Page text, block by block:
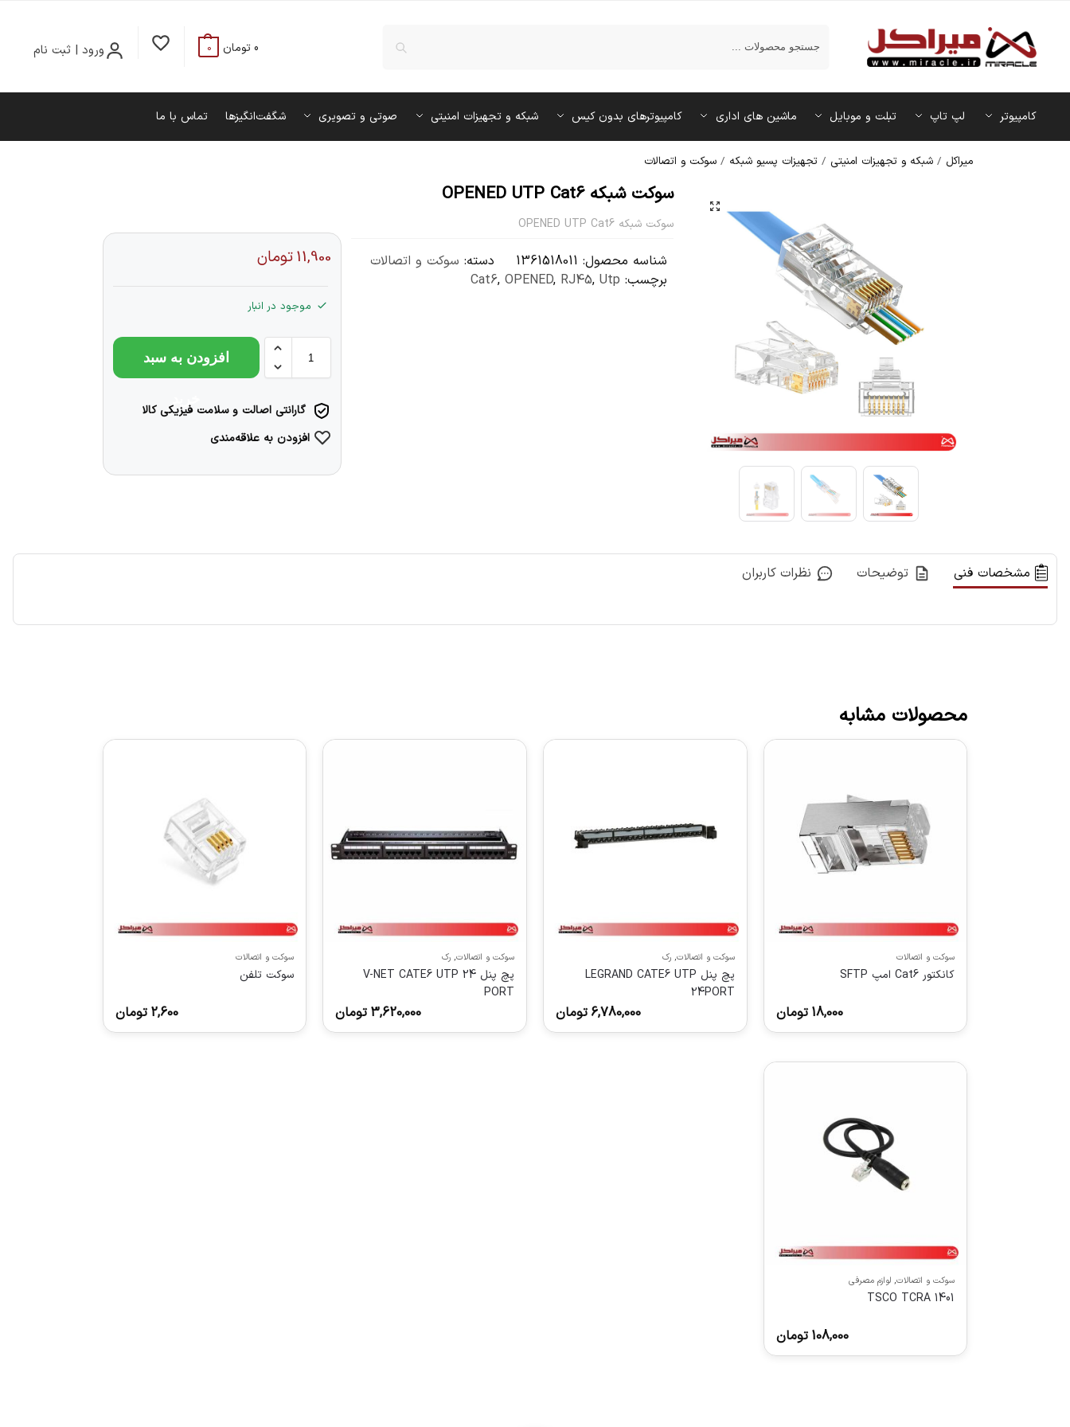
ورود | ثبت نام 0 تومان 0
کامپیوتر لپ تاپ تبلت و موبایل ماشین‌ های اداری کامپیوترهای بدون کیس شبکه و تجهیزات امنیتی صوتی و تصویری شگفت‌انگیزها تماس با ما
میراکل /شبکه و تجهیزات امنیتی / تجهیزات پسیو شبکه /سوکت و اتصالات
سوکت شبکه OPENED UTP Cat6
سوکت شبکه OPENED UTP Cat6
شناسه محصول: 1361518011 دسته: سوکت و اتصالات
برچسب:
Cat6, OPENED, RJ45, Utp
11,900تومان
موجود در انبار
افزودن به سبد
گارانتی اصالت و سلامت فیزیکی کالا
افزودن به علاقه‌مندی
مشخصات فنی توضیحات نظرات کاربران
محصولات مشابه
سوکت و اتصالات
کانکتور Cat6 امپ SFTP
18,000 تومان
سوکت و اتصالات,رک
پچ پنل LEGRAND CATE6 UTP
24PORT
6,780,000 تومان
سوکت و اتصالات, رک
پچ پنل V-NET CATE6 UTP 24
PORT
3,620,000 تومان
سوکت و اتصالات
سوكت تلفن
2,600 تومان
سوکت و اتصالات, لوازم مصرفی
TSCO TCRA 1401
108,000 تومان